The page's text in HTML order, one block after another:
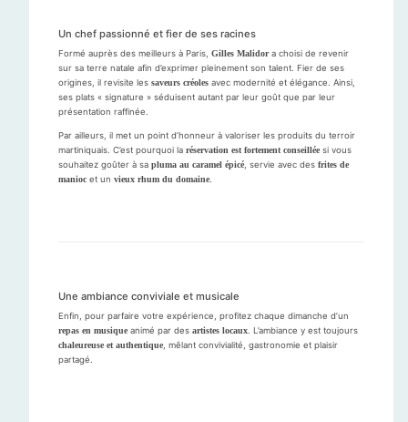
Un chef passionné et fier de ses racines
Formé auprès des meilleurs à Paris, Gilles Malidora choisi de revenir
sur sa terre natale afin d’exprimer pleinement son talent. Fier de ses
origines, il revisite les saveurs créoles avec modernité et élégance. Ainsi,
ses plats « signature » séduisent autant par leur goût que par leur
présentation raffinée.
Par ailleurs, il met un point d’honneur à valoriser les produits du terroir
martiniquais. C’est pourquoi la réservation est fortement conseillée si vous
souhaitez goûter à sa pluma au caramel épicé , servie avec des frites de
manioc et un vieux rhum du domaine
Une ambiance conviviale et musicale
Enfin, pour parfaire votre expérience, profitez chaque dimanche d’un
repas en musique animé par des artistes locaux . L’ambiance y est toujours
chaleureuse et authentique , mêlant convivialité, gastronomie et plaisir
partagé.